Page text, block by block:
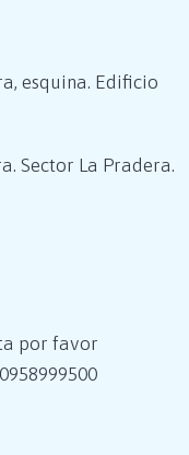
esquina. Edificio
Sector La Pradera.
por favor
0958999500